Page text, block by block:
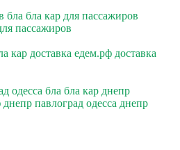
бла бла кар для пассажиров
пассажиров
кар доставка едем.рф доставка
одесса бла бла кар днепр
павлоград одесса днепр